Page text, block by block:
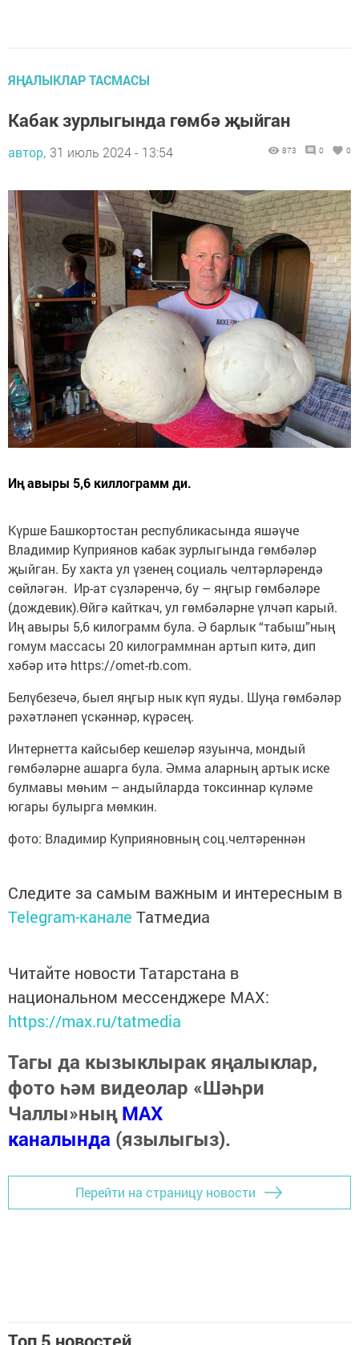
ЯҢАЛЫКЛАР ТАСМАСЫ
Кабак зурлыгында гөмбә җыйган
автор, 31 июль 2024 - 13:54 873 0 0
Иң авыры 5,6 киллограмм ди.
Күрше Башкортостан республикасында яшәүче
Владимир Куприянов кабак зурлыгында гөмбәләр
җыйган. Бу хакта ул үзенең социаль челтәрләрендә
сөйләгән. Ир-ат сүзләренчә, бу – яңгыр гөмбәләре
(дождевик).Өйгә кайткач, ул гөмбәләрне үлчәп карый.
Иң авыры 5,6 килограмм була. Ә барлык “табыш”ның
гомум массасы 20 килограммнан артып китә, дип
хәбәр итә https://omet-rb.com.
Белүбезечә, быел яңгыр нык күп яуды. Шуңа гөмбәләр
рәхәтләнеп үскәннәр, күрәсең.
Интернетта кайсыбер кешеләр язуынча, мондый
гөмбәләрне ашарга була. Әмма аларның артык иске
булмавы мөһим – андыйларда токсиннар күләме
югары булырга мөмкин.
фото: Владимир Куприяновның соц.челтәреннән
Следите за самым важным и интересным в
Telegram-канале Татмедиа
Читайте новости Татарстана в
национальном мессенджере MАХ:
https://max.ru/tatmedia
Тагы да кызыклырак яңалыклар,
фото һәм видеолар «Шәһри
Чаллы»ныңMAX
каналында (язылыгыз).
Перейти на страницу новости
Топ 5 новостей